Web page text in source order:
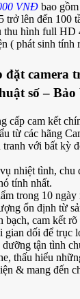
VNĐ bao
trở lên đến 100
thu hình full HD
( phát sinh tính
đặt camera
số – Bảo
cấp cam kết
từ các hãng
với bất kỳ
nhiệt tình, chu
tính nhất.
trong 10 ngày
ổn định từ
bạch, cam kết
gian dối để trục
tận tình
thấu hiểu
& mang đến